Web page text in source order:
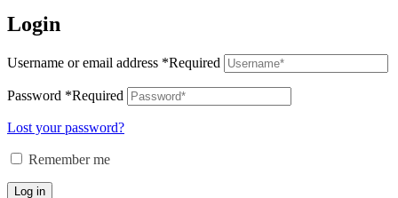
Login
Username or email address *Required
Password *Required
Lost your password?
Remember me
Log in